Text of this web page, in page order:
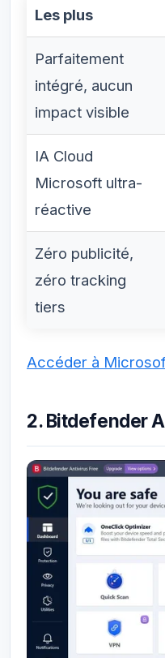
Les plus
Parfaitement
intégré, aucun
impact visible
IA Cloud
Microsoft ultra-
réactive
Zéro publicité,
zéro tracking
tiers
Accéder à
2. Bitdefender